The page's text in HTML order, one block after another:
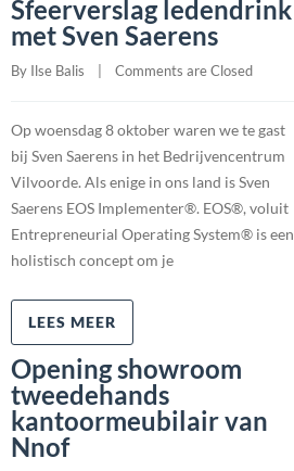
Sfeerverslag ledendrink
met Sven Saerens
By Ilse Balis Comments are Closed
Op woensdag 8 oktober waren we te gast
bij Sven Saerens in het Bedrijvencentrum
Vilvoorde. Als enige in ons land is Sven
Saerens EOS Implementer®. EOS®, voluit
Entrepreneurial Operating System® is een
holistisch concept om je
LEES MEER
Opening showroom
tweedehands
kantoormeubilair van
Nnof